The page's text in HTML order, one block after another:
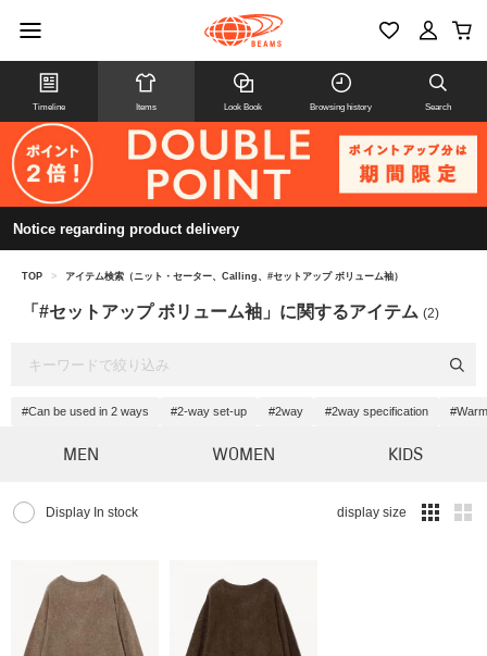
Timeline Items Look Book Browsing history Search
Notice regarding product delivery
TOP > アイテム検索（ニット・セーター、Calling、#セットアップ ボリューム袖）
「#セットアップ ボリューム袖」に関するアイテム (2)
#Can be used in 2 ways #2-way set-up #2way #2way specification #Warm
MEN WOMEN KIDS
Display In stock display size